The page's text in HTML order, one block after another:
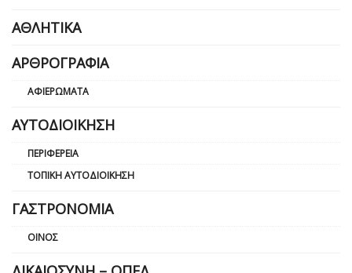
ΑΘΛΗΤΙΚΆ
ΑΡΘΡΟΓΡΑΦΊΑ
ΑΦΙΕΡΏΜΑΤΑ
ΑΥΤΟΔΙΟΊΚΗΣΗ
ΠΕΡΙΦΈΡΕΙΑ
ΤΟΠΙΚΉ ΑΥΤΟΔΙΟΊΚΗΣΗ
ΓΑΣΤΡΟΝΟΜΊΑ
ΟΊΝΟΣ